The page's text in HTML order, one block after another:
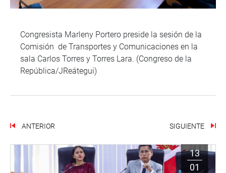
Congresista Marleny Portero preside la sesión de la
Comisión de Transportes y Comunicaciones en la
sala Carlos Torres y Torres Lara. (Congreso de la
República/JReátegui)
ANTERIOR SIGUIENTE
13
01